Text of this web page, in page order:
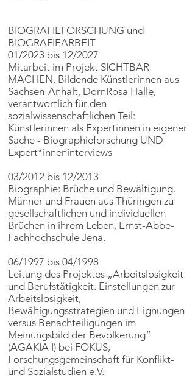
BIOGRAFIEFORSCHUNG und
BIOGRAFIEARBEIT
01/2023 bis 12/2027
Mitarbeit im Projekt SICHTBAR
MACHEN, Bildende Künstlerinnen aus
Sachsen-Anhalt, DornRosa Halle,
verantwortlich für den
sozialwissenschaftlichen Teil:
Künstlerinnen als Expertinnen in eigener
Sache - Biographieforschung UND
Expert*inneninterviews
03/2012 bis 12/2013
Biographie: Brüche und Bewältigung.
Männer und Frauen aus Thüringen zu
gesellschaftlichen und individuellen
Brüchen in ihrem Leben, Ernst-Abbe-
Fachhochschule Jena.
06/1997 bis 04/1998
Leitung des Projektes „Arbeitslosigkeit
und Berufstätigkeit. Einstellungen zur
Arbeitslosigkeit,
Bewältigungsstrategien und Eignungen
versus Benachteiligungen im
Meinungsbild der Bevölkerung“
(AGAKIA I) bei FOKUS,
Forschungsgemeinschaft für Konflikt-
und Sozialstudien e.V.